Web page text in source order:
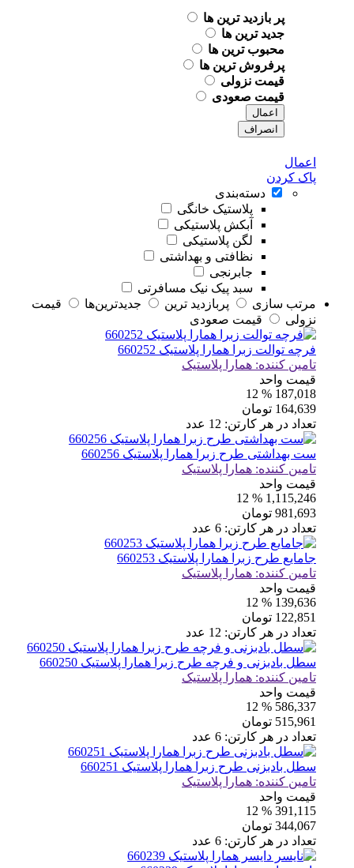
پر بازدید ترین ها
جدید ترین ها
محبوب ترین ها
پرفروش ترین ها
قیمت نزولی
قیمت صعودی
اعمال
انصراف
اعمال
پاک کردن
دسته‌بندی
پلاستیک خانگی
آبکش پلاستیکی
لگن پلاستیکی
نظافتی و بهداشتی
جابرنجی
سبد پیک نیک مسافرتی
مرتب سازی
پربازديد ترين جديدترين‌ها
قيمت
نزولی
قيمت صعودی
فرچه توالت زبرا همارا پلاستیک 660252
تامین کننده: همارا پلاستیک
قیمت واحد
187,018
% 12
164,639 تومان
تعداد در هر کارتن: 12 عدد
ست بهداشتی طرح زبرا همارا پلاستیک 660256
تامین کننده: همارا پلاستیک
قیمت واحد
1,115,246
% 12
981,693 تومان
تعداد در هر کارتن: 6 عدد
جامایع طرح زبرا همارا پلاستیک 660253
تامین کننده: همارا پلاستیک
قیمت واحد
139,636
% 12
122,851 تومان
تعداد در هر کارتن: 12 عدد
سطل بادبزنی و فرچه طرح زبرا همارا پلاستیک 660250
تامین کننده: همارا پلاستیک
قیمت واحد
586,337
% 12
515,961 تومان
تعداد در هر کارتن: 6 عدد
سطل بادبزنی طرح زبرا همارا پلاستیک 660251
تامین کننده: همارا پلاستیک
قیمت واحد
391,115
% 12
344,067 تومان
تعداد در هر کارتن: 6 عدد